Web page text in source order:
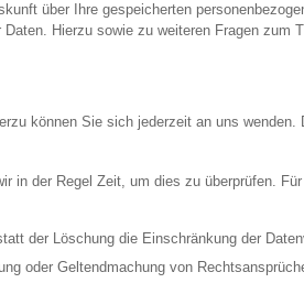
über Ihre gespeicherten
Hierzu sowie zu weiteren Fragen zum
können Sie sich jederzeit an uns
in der Regel Zeit, um dies zu überprüfen.
der Löschung die Einschränkung der
oder Geltendmachung von